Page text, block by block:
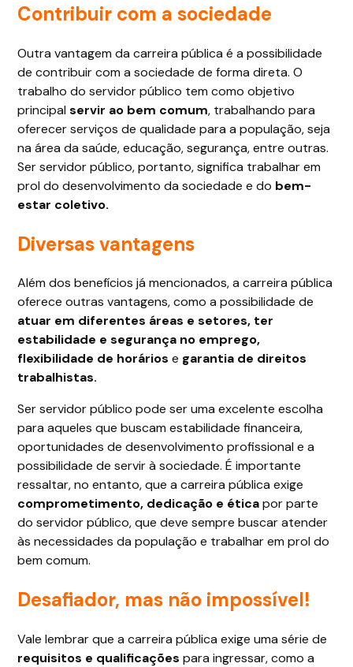
Contribuir com a sociedade
Outra vantagem da carreira pública é a possibilidade
de contribuir com a sociedade de forma direta. O
trabalho do servidor público tem como objetivo
principalservir ao bem comum, trabalhando para
oferecer serviços de qualidade para a população, seja
na área da saúde, educação, segurança, entre outras.
Ser servidor público, portanto, significa trabalhar em
prol do desenvolvimento da sociedade e do bem-
estar coletivo.
Diversas vantagens
Além dos benefícios já mencionados, a carreira pública
oferece outras vantagens, como a possibilidade de
atuar em diferentes áreas e setores, ter
estabilidade e segurança no emprego,
flexibilidade de horários e garantia de direitos
trabalhistas.
Ser servidor público pode ser uma excelente escolha
para aqueles que buscam estabilidade financeira,
oportunidades de desenvolvimento profissional e a
possibilidade de servir à sociedade. É importante
ressaltar, no entanto, que a carreira pública exige
comprometimento, dedicação e éticapor parte
do servidor público, que deve sempre buscar atender
às necessidades da população e trabalhar em prol do
bem comum.
Desafiador, mas não impossível!
Vale lembrar que a carreira pública exige uma série de
requisitos e qualificações para ingressar, como a